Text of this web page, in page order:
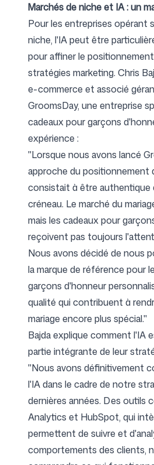
Marchés de niche et IA : un
Pour les entreprises opérant
niche, l'IA peut être
pour affiner le
stratégies marketing. Chris
e-commerce et associé
GroomsDay, une entreprise
cadeaux pour garçons
expérience :
"Lorsque nous avons lancé
approche du positionnement
consistait à être authentique
créneau. Le marché du
mais les cadeaux pour
reçoivent pas toujours
Nous avons décidé de nous
la marque de référence pour
garçons d'honneur
qualité qui contribuent à
mariage encore plus spécial."
Bajda explique comment l'IA
partie intégrante de leur
"Nous avons définitivement
l'IA dans le cadre de notre
dernières années. Des outils
Analytics et HubSpot, qui
permettent de suivre et
comportements des clients,